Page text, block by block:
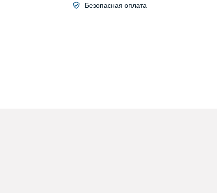
Безопасная оплата